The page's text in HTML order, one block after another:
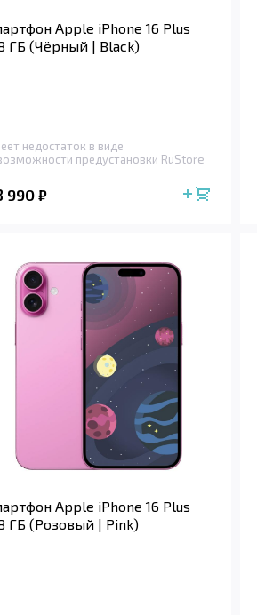
Apple iPhone 16 Plus
ГБ (Чёрный | Black)
недостаток в виде
предустановки RuStore
990 ₽
Apple iPhone 16 Plus
ГБ (Розовый | Pink)